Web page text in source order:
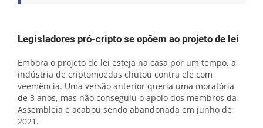
Legisladores pró-cripto se opõem ao projeto de lei
Embora o projeto de lei esteja na casa por um tempo, a
indústria de criptomoedas chutou contra ele com
veemência. Uma versão anterior queria uma moratória
de 3 anos, mas não conseguiu o apoio dos membros da
Assembleia e acabou sendo abandonada em junho de
2021.